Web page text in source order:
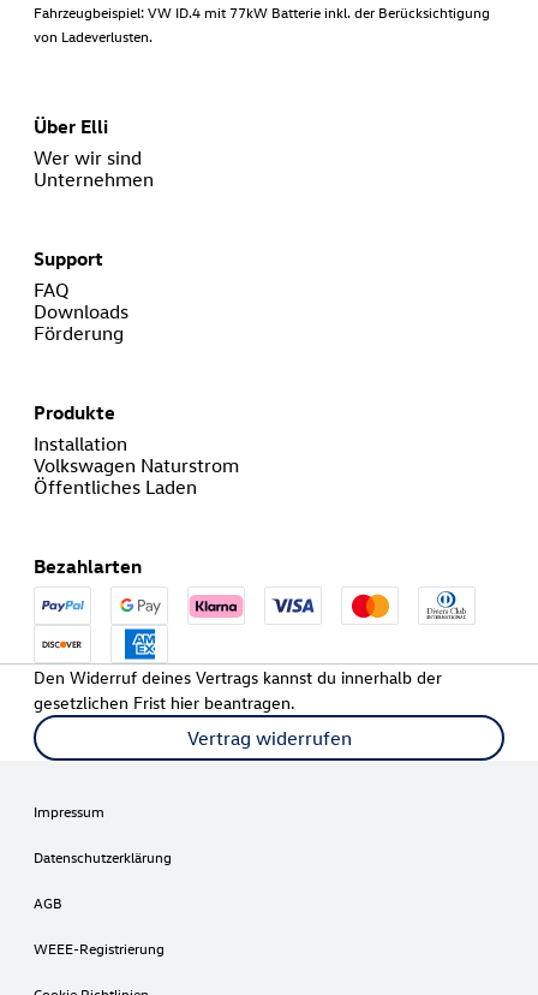
Fahrzeugbeispiel: VW ID.4 mit 77kW Batterie inkl. der Berücksichtigung
von Ladeverlusten.
Über Elli
Wer wir sind
Unternehmen
Support
FAQ
Downloads
Förderung
Produkte
Installation
Volkswagen Naturstrom
Öffentliches Laden
Bezahlarten
Den Widerruf deines Vertrags kannst du innerhalb der
gesetzlichen Frist hier beantragen.
Vertrag widerrufen
Impressum
Datenschutzerklärung
AGB
WEEE-Registrierung